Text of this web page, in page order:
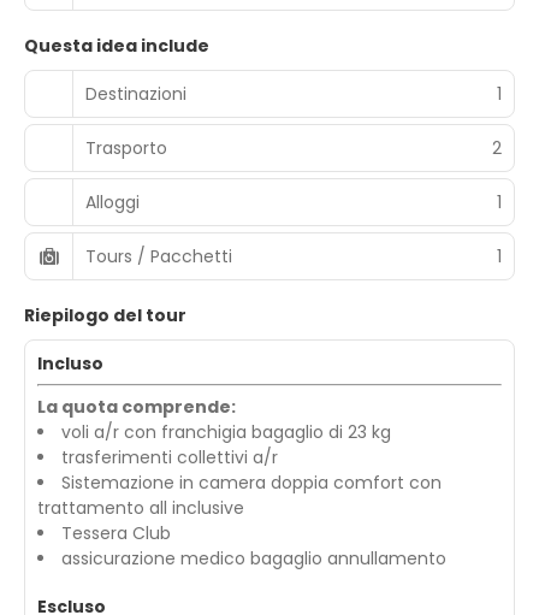
Questa idea include
Destinazioni
1
Trasporto 2
Alloggi 1
Tours / Pacchetti 1
Riepilogo del tour
Incluso
La quota comprende:
voli a/r con franchigia bagaglio di 23 kg
trasferimenti collettivi a/r
Sistemazione in camera doppia comfort con
trattamento all inclusive
Tessera Club
assicurazione medico bagaglio annullamento
Escluso